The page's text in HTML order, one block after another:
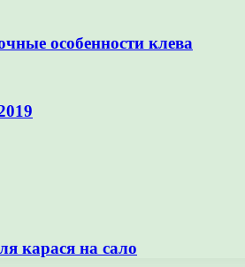
особенности клева
карася на сало